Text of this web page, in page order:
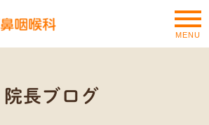
MENU
院長ブログ